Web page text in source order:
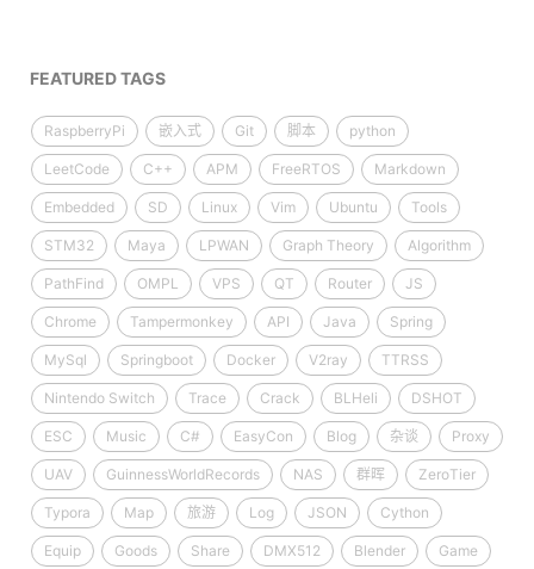
FEATURED TAGS
RaspberryPi 嵌入式 Git 脚本 python
LeetCode C++ APM FreeRTOS Markdown
Embedded SD Linux Vim Ubuntu Tools
STM32 Maya LPWAN Graph Theory Algorithm
PathFind OMPL VPS QT Router JS
Chrome Tampermonkey API Java Spring
MySql Springboot Docker V2ray TTRSS
Nintendo Switch Trace Crack BLHeli DSHOT
ESC Music C# EasyCon Blog 杂谈 Proxy
UAV GuinnessWorldRecords NAS 群晖 ZeroTier
Typora Map 旅游 Log JSON Cython
Equip Goods Share DMX512 Blender Game